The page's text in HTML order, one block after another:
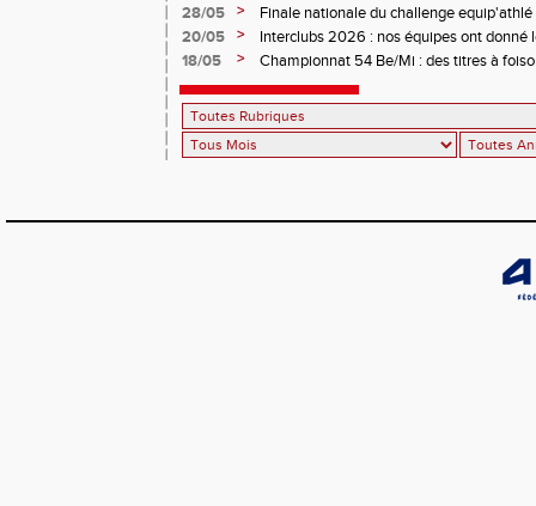
28/05
>
Finale nationale du challenge
minimes
20/05 >
Interclubs 2026 : nos équipes ont donné
18/05
> Championnat 54 Be/Mi : des titres à